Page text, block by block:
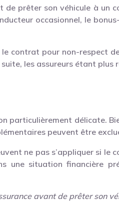
prêter son véhicule à un
occasionnel, le
contrat pour non-respect
les assureurs étant
particulièrement délicate.
peuvent être
ne pas s’appliquer si le
une situation financière
avant de prêter son